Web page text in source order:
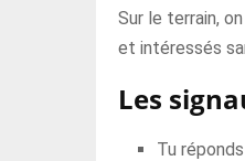
Sur le terrain,
et intéressés
Les
Tu